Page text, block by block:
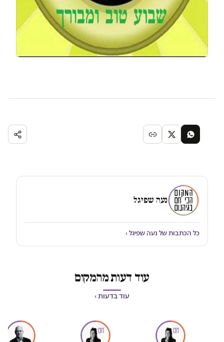
נעה שפיגל
כל הכתבות של נעה שפיגל ›
עוד דעות מהמקום
עוד בדעות ›